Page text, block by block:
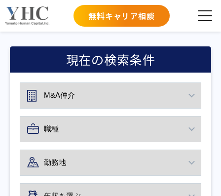
無料キャリア相談
現在の検索条件